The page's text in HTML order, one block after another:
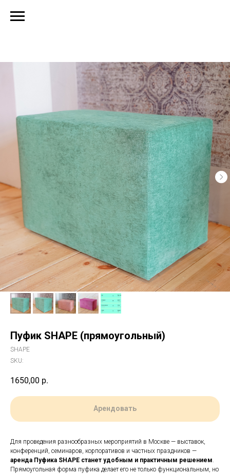
Пуфик SHAPE (прямоугольный)
SHAPE
SKU:
1650,00 р.
Арендовать
Для проведения разнообразных мероприятий в Москве — выставок,
конференций, семинаров, корпоративов и частных праздников —
аренда Пуфика SHAPE станет удобным и практичным решением
Прямоугольная форма пуфика делает его не только функциональным, но